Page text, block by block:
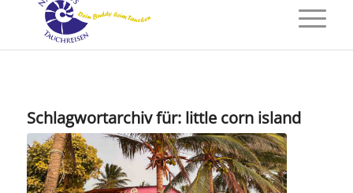
Schlagwortarchiv für: little corn island